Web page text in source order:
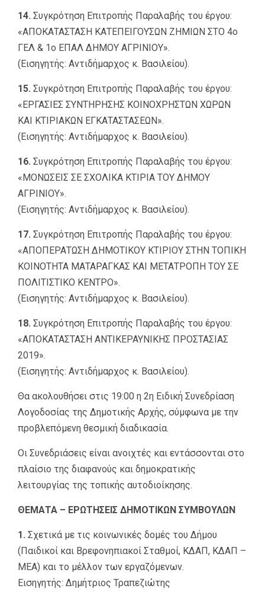
14. Συγκρότηση Επιτροπής Παραλαβής του έργου:
«ΑΠΟΚΑΤΑΣΤΑΣΗ ΚΑΤΕΠΕΙΓΟΥΣΩΝ ΖΗΜΙΩΝ ΣΤΟ 4o
ΓΕΛ & 1o ΕΠΑΛ ΔΗΜΟΥ ΑΓΡΙΝΙΟΥ».
(Εισηγητής: Αντιδήμαρχος κ. Βασιλείου).
15. Συγκρότηση Επιτροπής Παραλαβής του έργου:
«ΕΡΓΑΣΙΕΣ ΣΥΝΤΗΡΗΣΗΣ ΚΟΙΝΟΧΡΗΣΤΩΝ ΧΩΡΩΝ
ΚΑΙ ΚΤΙΡΙΑΚΩΝ ΕΓΚΑΤΑΣΤΑΣΕΩΝ».
(Εισηγητής: Αντιδήμαρχος κ. Βασιλείου).
16. Συγκρότηση Επιτροπής Παραλαβής του έργου:
«ΜΟΝΩΣΕΙΣ ΣΕ ΣΧΟΛΙΚΑ ΚΤΙΡΙΑ ΤΟΥ ΔΗΜΟΥ
ΑΓΡΙΝΙΟΥ».
(Εισηγητής: Αντιδήμαρχος κ. Βασιλείου).
17. Συγκρότηση Επιτροπής Παραλαβής του έργου:
«ΑΠΟΠΕΡΑΤΩΣΗ ΔΗΜΟΤΙΚΟΥ ΚΤΙΡΙΟΥ ΣΤΗΝ ΤΟΠΙΚΗ
ΚΟΙΝΟΤΗΤΑ ΜΑΤΑΡΑΓΚΑΣ ΚΑΙ ΜΕΤΑΤΡΟΠΗ ΤΟΥ ΣΕ
ΠΟΛΙΤΙΣΤΙΚΟ ΚΕΝΤΡΟ».
(Εισηγητής: Αντιδήμαρχος κ. Βασιλείου).
18. Συγκρότηση Επιτροπής Παραλαβής του έργου:
«ΑΠΟΚΑΤΑΣΤΑΣΗ ΑΝΤΙΚΕΡΑΥΝΙΚΗΣ ΠΡΟΣΤΑΣΙΑΣ
2019».
(Εισηγητής: Αντιδήμαρχος κ. Βασιλείου).
Θα ακολουθήσει στις 19:00 η 2η Ειδική Συνεδρίαση
Λογοδοσίας της Δημοτικής Αρχής, σύμφωνα με την
προβλεπόμενη θεσμική διαδικασία.
Οι Συνεδριάσεις είναι ανοιχτές και εντάσσονται στο
πλαίσιο της διαφανούς και δημοκρατικής
λειτουργίας της τοπικής αυτοδιοίκησης.
ΘΕΜΑΤΑ – ΕΡΩΤΗΣΕΙΣ ΔΗΜΟΤΙΚΩΝ ΣΥΜΒΟΥΛΩΝ
1. Σχετικά με τις κοινωνικές δομές του Δήμου
(Παιδικοί και Βρεφονηπιακοί Σταθμοί, ΚΔΑΠ, ΚΔΑΠ –
ΜΕΑ) και το μέλλον των εργαζόμενων.
Εισηγητής: Δημήτριος Τραπεζιώτης